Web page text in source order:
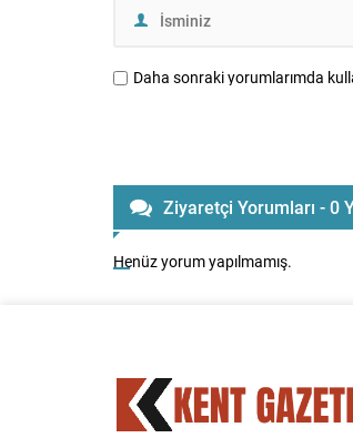
Daha sonraki yorumlarımda
Ziyaretçi Yorumları - 0
Henüz yorum yapılmamış.